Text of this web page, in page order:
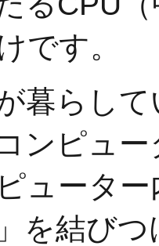
です。
暮らして
ンピュ
ューター
を結び